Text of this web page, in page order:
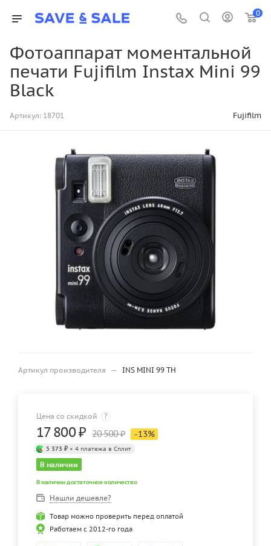
0
Фотоаппарат моментальной
печати Fujifilm Instax Mini 99
Black
Артикул: 18701 Fujifilm
Артикул производителя — INS MINI 99 TH
Цена со скидкой ?
17 800₽ 20 500₽ -13%
5 373 ₽ × 4 платежа в Сплит
В наличии
В наличии достаточное количество
Нашли дешевле?
Товар можно проверить перед оплатой
Работаем с 2012-го года